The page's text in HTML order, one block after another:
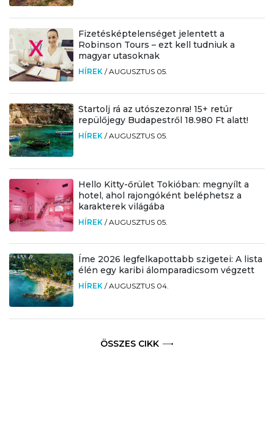
Fizetésképtelenséget jelentett a
Robinson Tours – ezt kell tudniuk a
magyar utasoknak
HÍREK /AUGUSZTUS 05.
Startolj rá az utószezonra! 15+ retúr
repülőjegy Budapestről 18.980 Ft alatt!
HÍREK /AUGUSZTUS 05.
Hello Kitty-őrület Tokióban: megnyílt a
hotel, ahol rajongóként beléphetsz a
karakterek világába
HÍREK /AUGUSZTUS 05.
Íme 2026 legfelkapottabb szigetei: A lista
élén egy karibi álomparadicsom végzett
HÍREK /AUGUSZTUS 04.
ÖSSZES CIKK